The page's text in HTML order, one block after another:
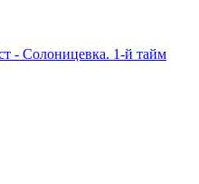
- Солоницевка. 1-й тайм